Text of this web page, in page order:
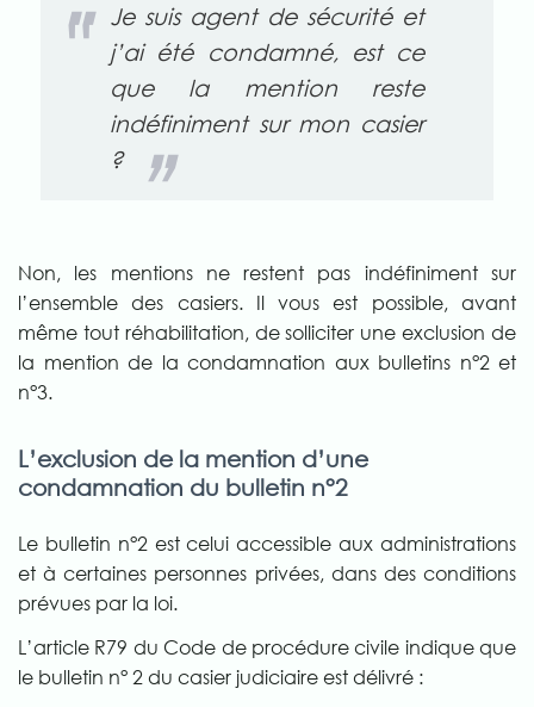
Je suis agent de sécurité et
j’ai été condamné, est ce
que la mention reste
indéfiniment sur mon casier
?
Non, les mentions ne restent pas indéfiniment sur
l’ensemble des casiers. Il vous est possible, avant
même tout réhabilitation, de solliciter une exclusion de
la mention de la condamnation aux bulletins n°2 et
n°3.
L’exclusion de la mention d’une
condamnation du bulletin n°2
Le bulletin n°2 est celui accessible aux administrations
et à certaines personnes privées, dans des conditions
prévues par la loi.
L’article R79 du Code de procédure civile indique que
le bulletin n° 2 du casier judiciaire est délivré :